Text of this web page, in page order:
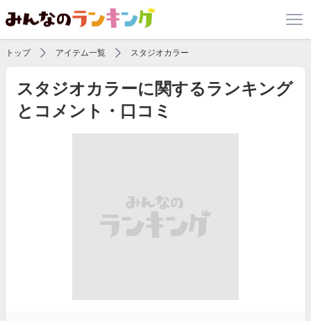
トップ アイテム一覧 スタジオカラー
スタジオカラーに関するランキング
とコメント・口コミ